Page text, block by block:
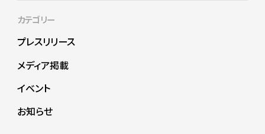
カテゴリー
プレスリリース
メディア掲載
イベント
お知らせ